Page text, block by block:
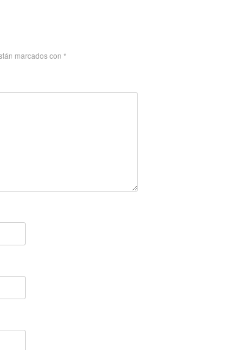
marcados con *